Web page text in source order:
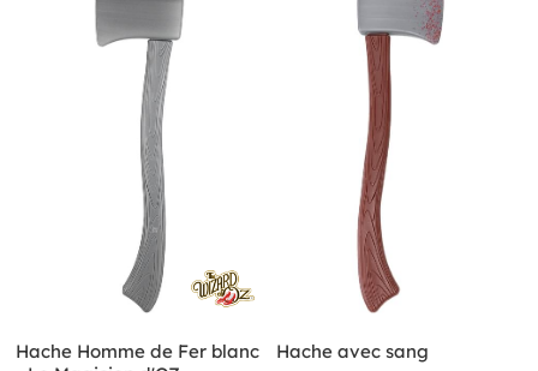
Hache Homme de Fer blanc
Hache avec sang